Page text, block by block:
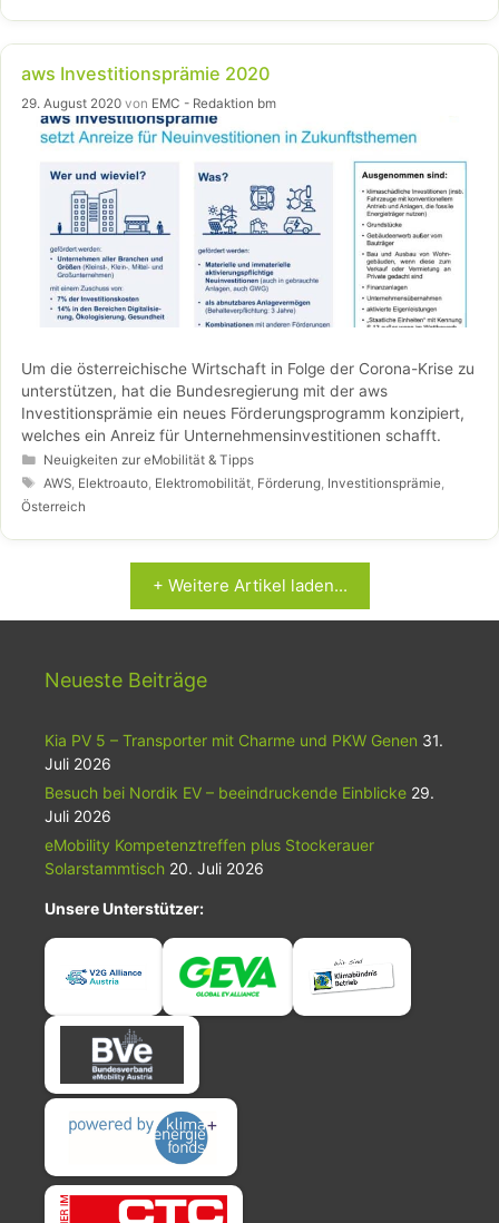
aws Investitionsprämie 2020
29. August 2020 von EMC - Redaktion bm
Um die österreichische Wirtschaft in Folge der Corona-Krise zu
unterstützen, hat die Bundesregierung mit der aws
Investitionsprämie ein neues Förderungsprogramm konzipiert,
welches ein Anreiz für Unternehmensinvestitionen schafft.
Kategorien
Neuigkeiten zur eMobilität & Tipps
Schlagwörter
AWS, Elektroauto, Elektromobilität, Förderung, Investitionsprämie,
Österreich
+ Weitere Artikel laden...
Neueste Beiträge
Kia PV 5 – Transporter mit Charme und PKW Genen 31.
Juli 2026
Besuch bei Nordik EV – beeindruckende Einblicke 29.
Juli 2026
eMobility Kompetenztreffen plus Stockerauer
Solarstammtisch 20. Juli 2026
Unsere Unterstützer: